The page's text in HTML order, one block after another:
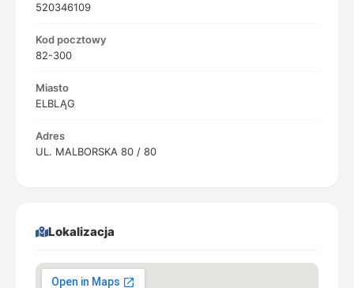
520346109
Kod pocztowy
82-300
Miasto
ELBLĄG
Adres
UL. MALBORSKA 80 / 80
Lokalizacja